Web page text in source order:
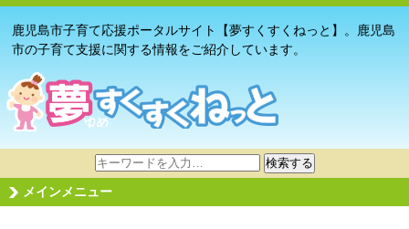
鹿児島市子育て応援ポータルサイト【夢すくすくねっと】。鹿児島
市の子育て支援に関する情報をご紹介しています。
サ
イ
ト
検索する
メインメニュー